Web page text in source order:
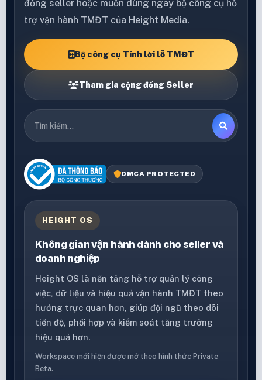
đồng seller hoặc muốn dùng ngay bộ công cụ hỗ
trợ vận hành TMĐT của Height Media.
Bộ công cụ Tính lời lỗ TMĐT
Tham gia cộng đồng Seller
DMCA PROTECTED
HEIGHT OS
Không gian vận hành dành cho seller và
doanh nghiệp
Height OS là nền tảng hỗ trợ quản lý công
việc, dữ liệu và hiệu quả vận hành TMĐT theo
hướng trực quan hơn, giúp đội ngũ theo dõi
tiến độ, phối hợp và kiểm soát tăng trưởng
hiệu quả hơn.
Workspace mới hiện được mở theo hình thức Private
Beta.